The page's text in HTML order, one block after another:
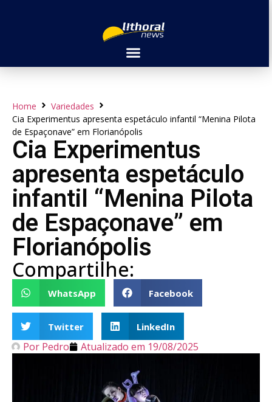
Home
Variedades
Cia Experimentus apresenta espetáculo infantil “Menina Pilota
de Espaçonave” em Florianópolis
Cia Experimentus
apresenta espetáculo
infantil “Menina Pilota
de Espaçonave” em
Florianópolis
Compartilhe:
WhatsApp Facebook
Twitter LinkedIn
Por Pedro Atualizado em 19/08/2025